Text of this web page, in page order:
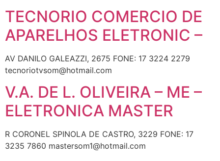
TECNORIO COMERCIO DE
APARELHOS ELETRONIC –
AV DANILO GALEAZZI, 2675 FONE: 17 3224 2279
tecnoriotvsom@hotmail.com
V.A. DE L. OLIVEIRA – ME –
ELETRONICA MASTER
R CORONEL SPINOLA DE CASTRO, 3229 FONE: 17
3235 7860 mastersom1@hotmail.com